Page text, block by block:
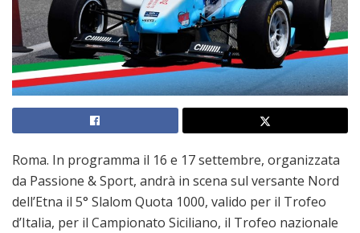
Roma. In programma il 16 e 17 settembre, organizzata
da Passione & Sport, andrà in scena sul versante Nord
dell’Etna il 5° Slalom Quota 1000, valido per il Trofeo
d’Italia, per il Campionato Siciliano, il Trofeo nazionale